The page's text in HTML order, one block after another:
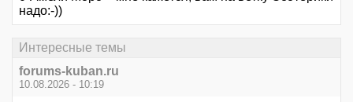
надо:-))
Интересные темы
forums-kuban.ru
10.08.2026 - 10:19